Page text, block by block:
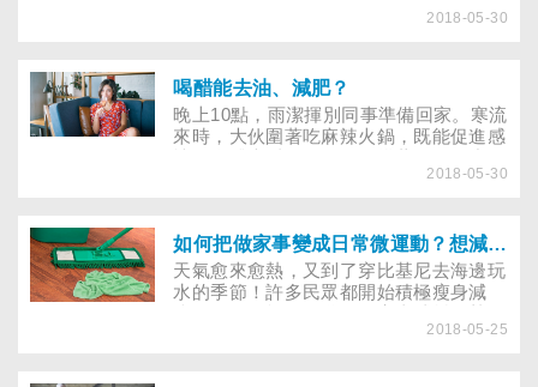
不想當聖誕老公公？那個帶給所有人希
施，恐怕也不想擁有聖誕老公公的虎臂熊
腰和大肚子。如何讓大肚腩不上身？一定
有人會建議：那就不要吃太多，做一些運
動，肚子就會消失了嘛！事情真有這麼簡
2018-05-30
喝醋能去油、減肥？
晚上10點，雨潔揮別同事準備回家。寒流
來時，大伙圍著吃麻辣火鍋，既能促進感
腹，她忍不住苦惱要變胖了。突然想到有
口的超商，從冷藏庫拿了一瓶水果醋，但
仔細端詳它的成分，雨潔不禁懷疑，喝醋
真的可以減肥？
2018-05-30
如何把做家事變成日常微運動？想減肥，可以這樣做！
天氣愈來愈熱，又到了穿比基尼去海邊玩
水的季節！許多民眾都開始積極瘦身減
可不輸給真正的運動！舉例來說，拖地60
2018-05-25